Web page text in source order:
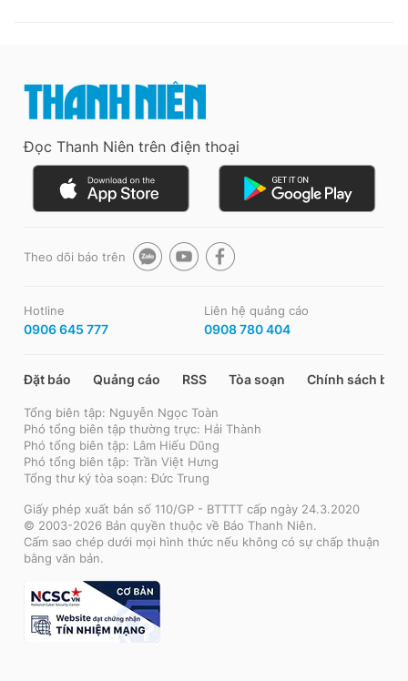
Đọc Thanh Niên trên điện thoại
Theo dõi báo trên
Hotline
0906 645 777
Liên hệ quảng cáo
0908 780 404
Đặt báo Quảng cáo RSS Tòa soạn Chính sách bảo
Tổng biên tập: Nguyễn Ngọc Toàn
Phó tổng biên tập thường trực: Hải Thành
Phó tổng biên tập: Lâm Hiếu Dũng
Phó tổng biên tập: Trần Việt Hưng
Tổng thư ký tòa soạn: Đức Trung
Giấy phép xuất bản số 110/GP - BTTTT cấp ngày 24.3.2020
© 2003-2026 Bản quyền thuộc về Báo Thanh Niên.
Cấm sao chép dưới mọi hình thức nếu không có sự chấp thuận
bằng văn bản.